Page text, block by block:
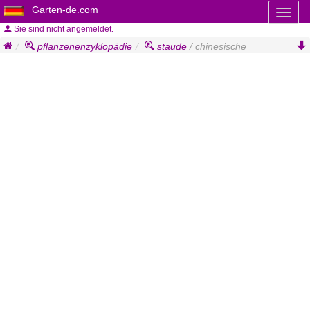
Garten-de.com
Sie sind nicht angemeldet.
pflanzenenzyklopädie staude / chinesische